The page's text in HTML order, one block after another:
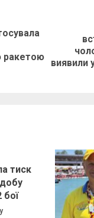
Previous
post:
ракетою
post:
виявили
тиск
бої